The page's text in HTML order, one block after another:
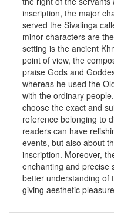
inscription, the major
served the Sivalinga
minor characters are
setting is the ancient
point of view, the
praise Gods and
whereas he used the
with the ordinary
choose the exact and
reference belonging to
readers can have
events, but also about
inscription. Moreover,
enchanting and precise
better understanding of
giving aesthetic